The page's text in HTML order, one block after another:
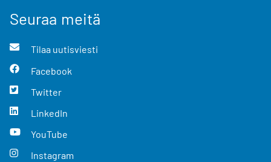
Seuraa meitä
Tilaa uutisviesti
Facebook
Twitter
LinkedIn
YouTube
Instagram